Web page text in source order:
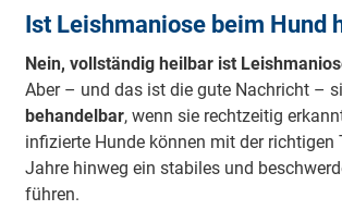
Ist Leishmaniose beim Hund
Nein, vollständig heilbar ist
Aber – und das ist die gute Nachricht –
behandelbar, wenn sie rechtzeitig
infizierte Hunde können mit der richtigen
Jahre hinweg ein stabiles und
führen.